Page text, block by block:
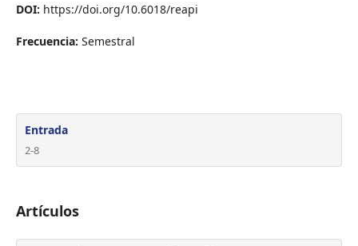
DOI: https://doi.org/10.6018/reapi
Frecuencia: Semestral
Entrada
2-8
Artículos